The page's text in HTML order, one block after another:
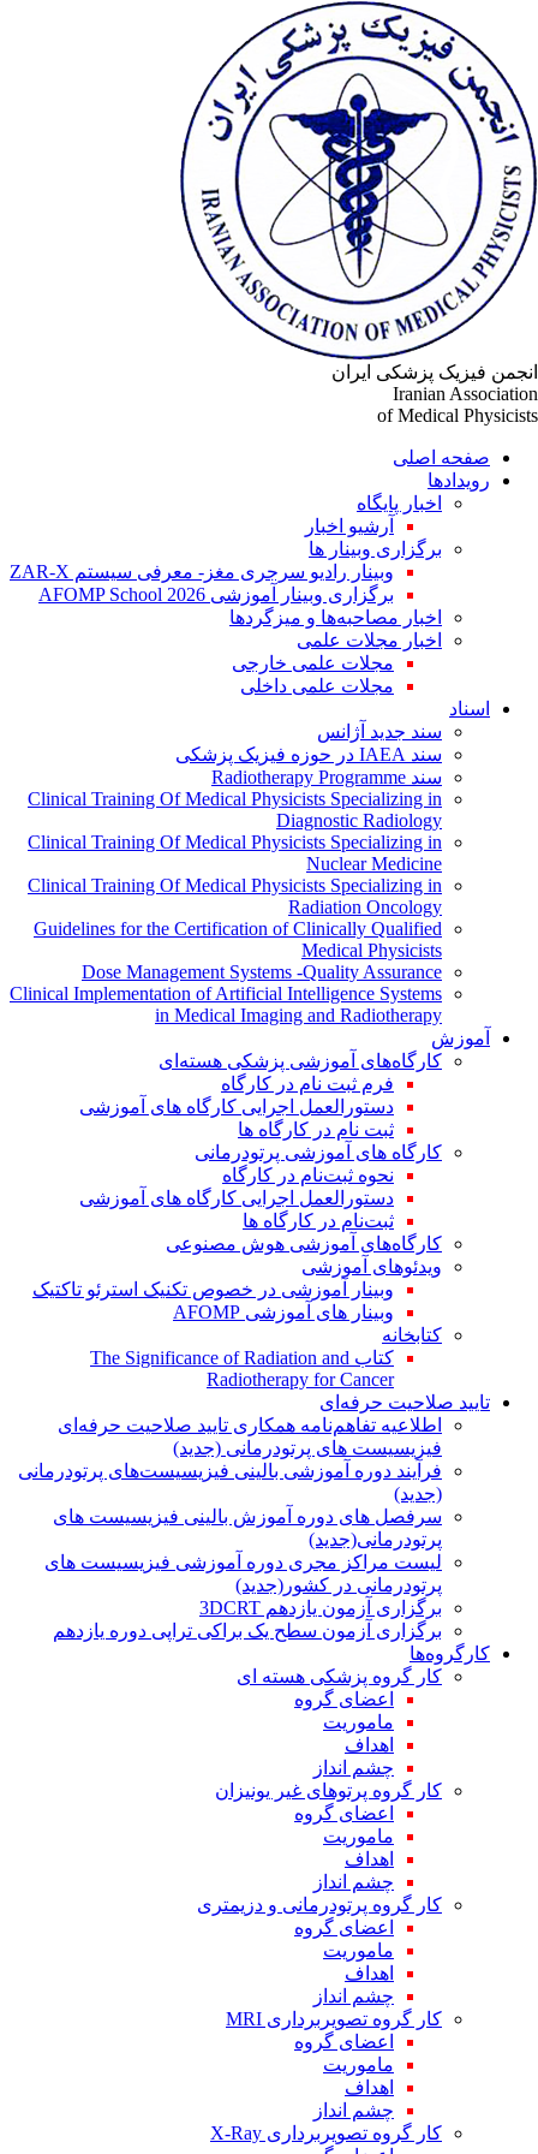
فیزیک پزشکی ایران
Iranian
of Medical
صفحه اصلی
رویدادها
اخبار پایگاه
آرشیو اخبار
برگزاری وبینار ها
وبینار رادیو سرجری مغز- معرفی سیستم ZAR-X
برگزاری وبینار آموزشی AFOMP School 2026
اخبار مصاحبه‌ها و میزگردها
اخبار مجلات علمی
مجلات علمی خارجی
مجلات علمی داخلی
اسناد
سند جدید آژانس
سند IAEA در حوزه فیزیک پزشکی
سند Radiotherapy Programme
Clinical Training Of Medical Physicists Specializing in
Diagnostic Radiology
Clinical Training Of Medical Physicists Specializing in
Nuclear Medicine
Clinical Training Of Medical Physicists Specializing in
Radiation Oncology
Guidelines for the Certification of Clinically Qualified
Medical Physicists
Dose Management Systems -Quality Assurance
Clinical Implementation of Artificial Intelligence Systems
in Medical Imaging and Radiotherapy
آموزش
کارگاه‌های آموزشی پزشکی هسته‌ای
فرم ثبت نام در کارگاه
دستورالعمل اجرایی کارگاه های آموزشی
ثبت نام در کارگاه ها
کارگاه های آموزشی پرتودرمانی
نحوه ثبت‌نام در کارگاه
دستورالعمل اجرایی کارگاه های آموزشی
ثبت‌نام در کارگاه ها
کارگاه‌های آموزشی هوش مصنوعی
ویدئوهای آموزشی
وبینار آموزشی در خصوص تکنیک استرئو تاکتیک
وبینار های آموزشی AFOMP
کتابخانه
کتاب The Significance of Radiation and
Radiotherapy for Cancer
تایید صلاحیت حرفه‌ای
اطلاعیه تفاهم‌نامه همکاری تایید صلاحیت حرفه‌ای
فیزیسیست های پرتودرمانی (جدید)
فرآیند دوره آموزشی بالینی فیزیسیست‌های پرتودرمانی
(جدید)
سرفصل های دوره آموزش بالینی فیزیسیست های
پرتودرمانی(جدید)
لیست مراکز مجری دوره آموزشی فیزیسیست های
پرتودرمانی در کشور(جدید)
برگزاری آزمون یازدهم 3DCRT
برگزاری آزمون سطح یک براکی تراپی دوره یازدهم
کارگروه‌ها
کار گروه پزشکی هسته ای
اعضای گروه
ماموریت
اهداف
چشم انداز
کار گروه پرتوهای غیر یونیزان
اعضای گروه
ماموریت
اهداف
چشم انداز
کار گروه پرتودرمانی و دزیمتری
اعضای گروه
ماموریت
اهداف
چشم انداز
کار گروه تصویربرداری MRI
اعضای گروه
ماموریت
اهداف
چشم انداز
کار گروه تصویربرداری X-Ray